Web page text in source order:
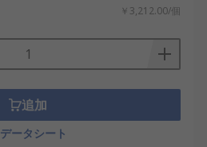
￥3,212.00/個
追加
データシート